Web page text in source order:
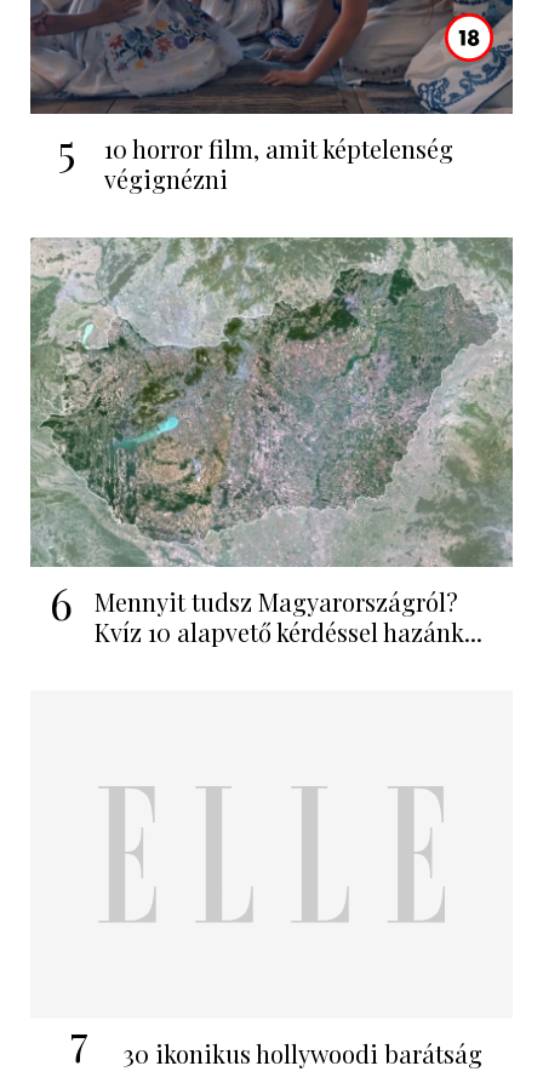
5
10 horror film, amit képtelenség
végignézni
6
Mennyit tudsz Magyarországról?
Kvíz 10 alapvető kérdéssel hazánk...
7 30 ikonikus hollywoodi barátság